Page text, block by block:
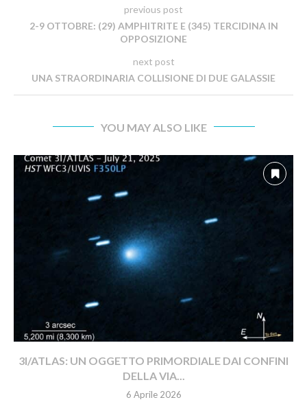
previous post
2-9 OTTOBRE: (29) AMPHITRITE E (345) TERCIDINA IN
OPPOSIZIONE
next post
UNA STRAORDINARIA COLLISIONE DI DUE GALASSIE
YOU MAY ALSO LIKE
3I/ATLAS: UN OGGETTO PRIMORDIALE DAI CONFINI
DELLA VIA...
6 Aprile 2026